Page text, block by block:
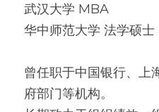
武汉大学 MBA
华中师范大学 法学硕士
曾任职于中国银行、上
府部门等机构。